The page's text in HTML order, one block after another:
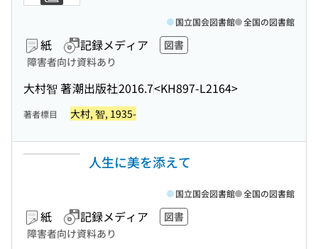
紙 記録メディア
図書
障害者向け資料あり
大村智 著潮出版社2016.7<KH897-L2164>
国立国会図書館 全国の図書館
著者標目 大村, 智, 1935-
人生に美を添えて
紙 記録メディア
図書
障害者向け資料あり
国立国会図書館 全国の図書館